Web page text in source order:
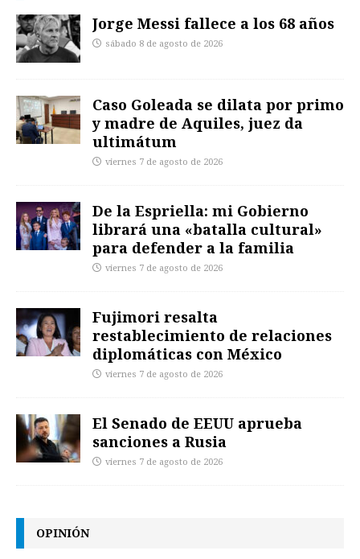
Jorge Messi fallece a los 68 años
sábado 8 de agosto de 2026
Caso Goleada se dilata por primo
y madre de Aquiles, juez da
ultimátum
viernes 7 de agosto de 2026
De la Espriella: mi Gobierno
librará una «batalla cultural»
para defender a la familia
viernes 7 de agosto de 2026
Fujimori resalta
restablecimiento de relaciones
diplomáticas con México
viernes 7 de agosto de 2026
El Senado de EEUU aprueba
sanciones a Rusia
viernes 7 de agosto de 2026
OPINIÓN